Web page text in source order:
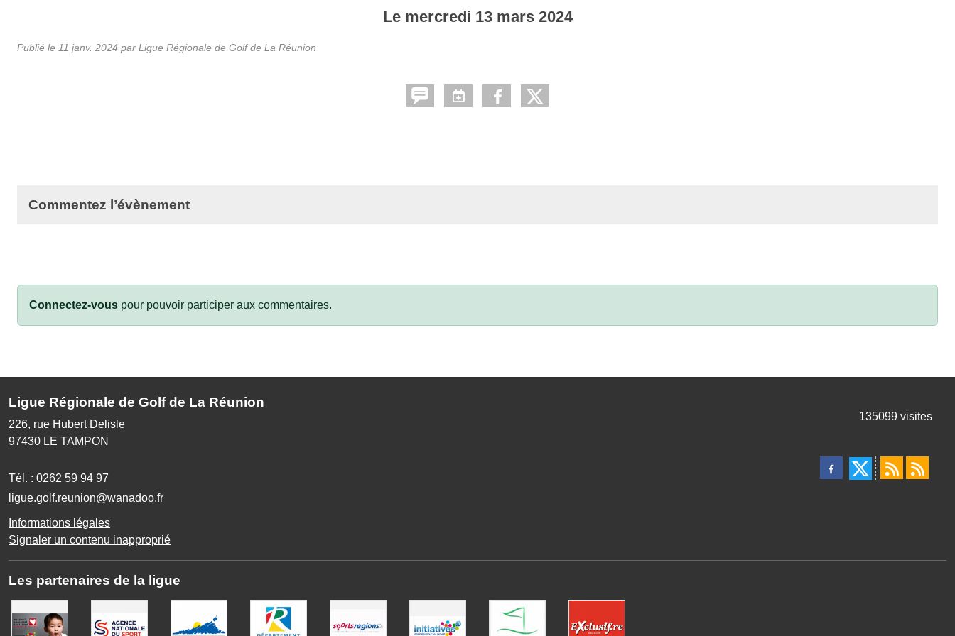
Le mercredi 13 mars 2024
Publié le 11 janv. 2024 par Ligue Régionale de Golf de La Réunion
Commentez l’évènement
Connectez-vous pour pouvoir participer aux commentaires.
Ligue Régionale de Golf de La Réunion
226, rue Hubert Delisle
97430 LE TAMPON
Tél. : 0262 59 94 97
ligue.golf.reunion@wanadoo.fr
Informations légales
Signaler un contenu inapproprié
135099 visites
Les partenaires de la ligue